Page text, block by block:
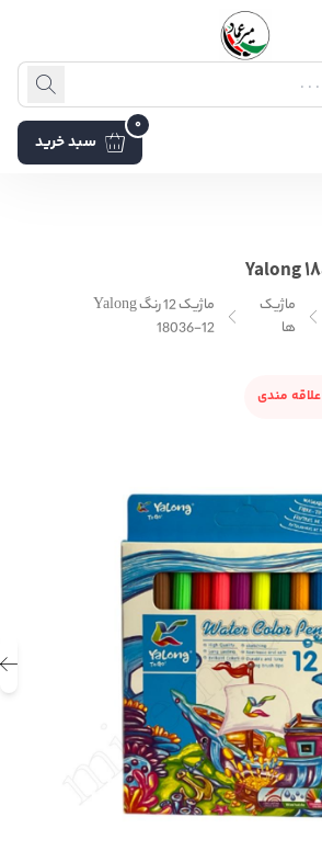
سبد خرید
0
ماژیک
ها
ماژیک 12 رنگ Yalong
18036-12
علاقه مندی